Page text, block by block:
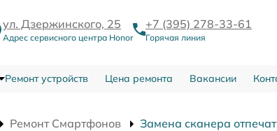
ул. Дзержинского, 25
Адрес сервисного центра Honor
+7 (395) 278-33-61
Горячая линия
Ремонт устройств Цена ремонта Вакансии
Ремонт Смартфонов Замена сканера